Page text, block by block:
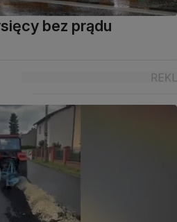
bez prądu